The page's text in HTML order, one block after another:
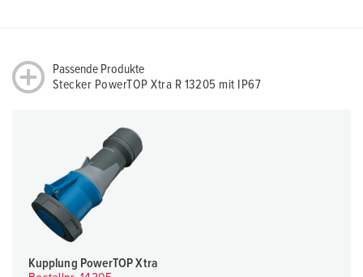
Passende Produkte
Stecker PowerTOP Xtra R 13205 mit IP67
Kupplung PowerTOP Xtra